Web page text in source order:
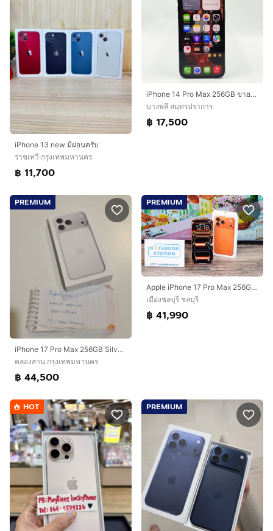
iPhone 13 new มีผ่อนครับ
ราชเทวี กรุงเทพมหานคร
฿ 11,700
iPhone 14 Pro Max 256GB ขายตามสภาพ
บางพลี สมุทรปราการ
฿ 17,500
PREMIUM
iPhone 17 Pro Max 256GB Silver มือหนึ่ง
คลองสาน กรุงเทพมหานคร
฿ 44,500
PREMIUM
Apple iPhone 17 Pro Max 256GB Cosmic Orange อุปกรณ์แท้ครบกล่อง สุขภาพแบต100 มีประกันศูนย์ พร้อมใช้งาน ขายเพียง 41,990.-
เมืองชลบุรี ชลบุรี
฿ 41,990
HOT PREMIUM